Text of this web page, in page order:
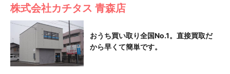
株式会社カチタス 青森店
おうち買い取り全国No.1。直接買取だ
から早くて簡単です。